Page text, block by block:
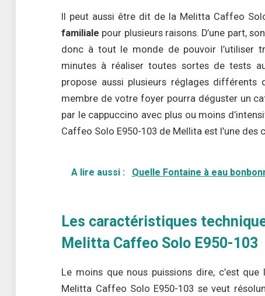
Il peut aussi être dit de la Melitta Caffeo
familiale pour plusieurs raisons. D’une part,
donc à tout le monde de pouvoir l’utiliser
minutes à réaliser toutes sortes de tests
propose aussi plusieurs réglages
membre de votre foyer pourra déguster un
par le cappuccino avec plus ou moins
Caffeo Solo E950-103 de Mellita est l’une
A lire aussi : Quelle Fontaine à eau
Les caractéristiques
Melitta Caffeo Solo E950-103
Le moins que nous puissions dire, c’est
Melitta Caffeo Solo E950-103 se veut